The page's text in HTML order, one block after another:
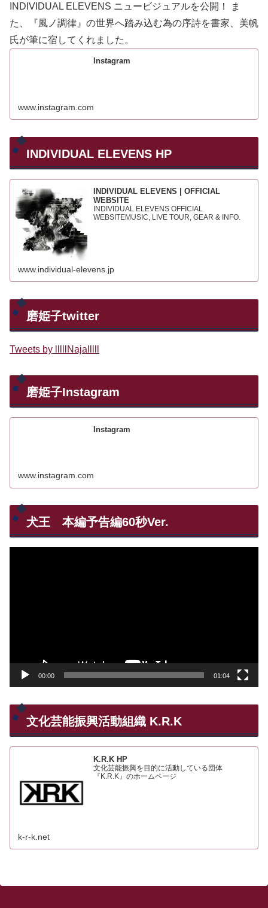
INDIVIDUAL ELEVENS ニュービジュアルを公開！ ま
た、『風ノ調律』の世界へ踏み込む為の序詩を書家、美帆
氏が筆に宿してくれました。
Instagram
www.instagram.com
INDIVIDUAL ELEVENS HP
INDIVIDUAL ELEVENS | OFFICIAL
WEBSITE
INDIVIDUAL ELEVENS OFFICIAL
WEBSITEMUSIC, LIVE TOUR, GEAR & INFO.
www.individual-elevens.jp
磨姫子twitter
Tweets by lllllNajalllll
磨姫子Instagram
Instagram
www.instagram.com
犬王 本編予告編60秒Ver.
00:00 01:04
文化芸能振興活動組織 K.R.K
K.R.K HP
文化芸能振興を目的に活動している団体
『K.R.K』のホームページ
k-r-k.net